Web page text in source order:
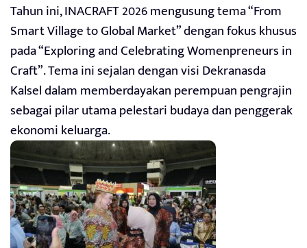
Tahun ini, INACRAFT 2026 mengusung tema “From
Smart Village to Global Market” dengan fokus khusus
pada “Exploring and Celebrating Womenpreneurs in
Craft”. Tema ini sejalan dengan visi Dekranasda
Kalsel dalam memberdayakan perempuan pengrajin
sebagai pilar utama pelestari budaya dan penggerak
ekonomi keluarga.